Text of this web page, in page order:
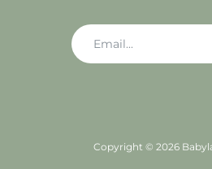
Copyright © 2026